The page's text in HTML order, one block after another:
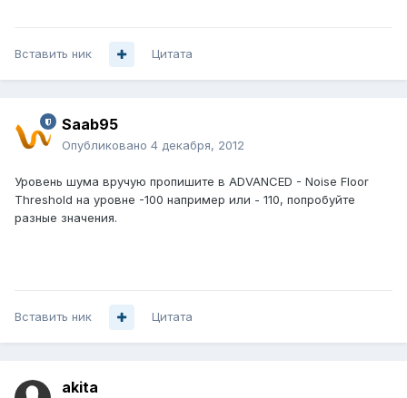
Вставить ник Цитата
Saab95
Опубликовано 4 декабря, 2012
Уровень шума вручую пропишите в ADVANCED - Noise Floor
Threshold на уровне -100 например или - 110, попробуйте
разные значения.
Вставить ник Цитата
akita